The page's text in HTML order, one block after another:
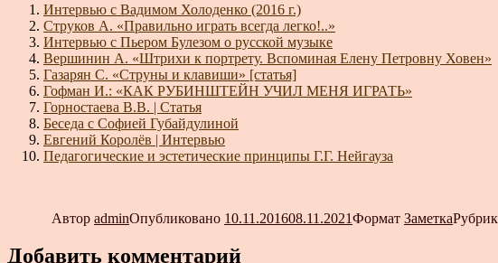
Интервью с Вадимом Холоденко (2016 г.)
Струков А. «Правильно играть всегда легко!..»
Интервью с Пьером Булезом о русской музыке
Вершинин А. «Штрихи к портрету. Вспоминая Елену Петровну Ховен»
Газарян С. «Струны и клавиши» [статья]
Гофман И.: «КАК РУБИНШТЕЙН УЧИЛ МЕНЯ ИГРАТЬ»
Горностаева В.В. | Статья
Беседа с Софией Губайдулиной
Евгений Королёв | Интервью
Педагогические и эстетические принципы Г.Г. Нейгауза
Автор adminОпубликовано 10.11.201608.11.2021Формат Заметка
Добавить комментарий